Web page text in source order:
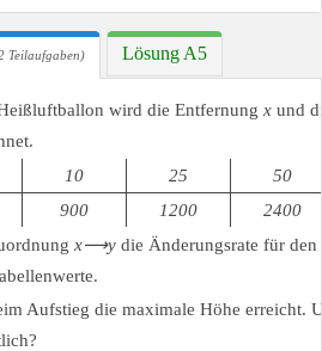
Teilaufgaben) Lösung A5
wird die Entfernung x und
10 25
50
900 1200
2400
x⟶y die Änderungsrate für
Aufstieg die maximale Höhe erreicht.